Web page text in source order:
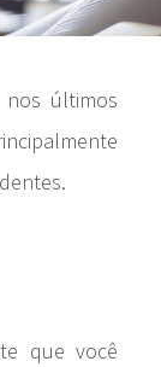
últimos
que você